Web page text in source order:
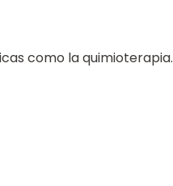
como la quimioterapia.